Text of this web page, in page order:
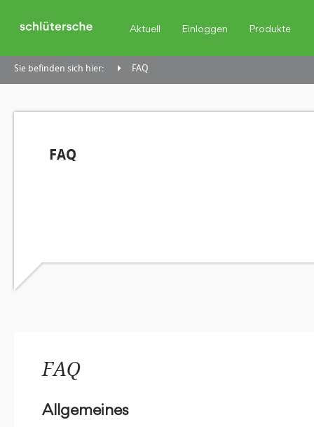
Aktuell Einloggen Produkte
Sie befinden sich hier: FAQ
FAQ
FAQ
Allgemeines